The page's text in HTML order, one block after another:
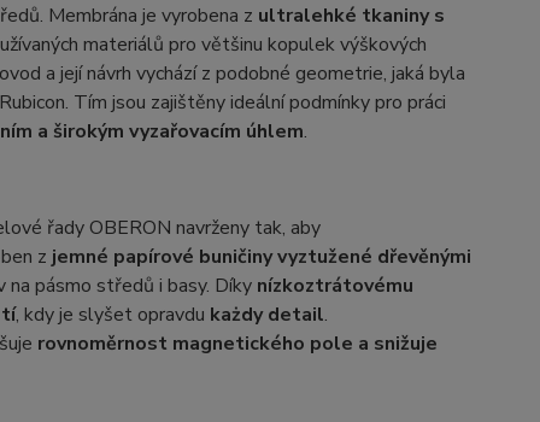
Membrána je vyrobena z ultralehké tkaniny s
materiálů pro většinu kopulek výškových
a její návrh vychází z podobné geometrie, jaká byla
Tím jsou zajištěny ideální podmínky pro práci
a širokým vyzařovacím úhlem.
řady OBERON navrženy tak, aby
z jemné papírové buničiny vyztužené dřevěnými
na pásmo středů i basy. Díky nízkoztrátovému
, kdy je slyšet opravdu każdy detail.
rovnoměrnost magnetického pole a snižuje